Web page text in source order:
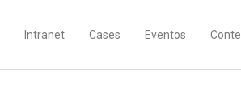
Intranet Cases Eventos